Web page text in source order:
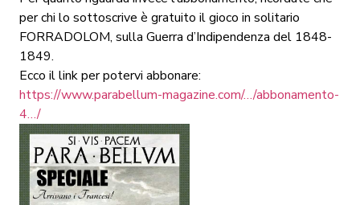
per chi lo sottoscrive è gratuito il gioco in solitario
FORRADOLOM, sulla Guerra d’Indipendenza del 1848-
1849.
Ecco il link per potervi abbonare:
https://www.parabellum-magazine.com/…/abbonamento-
4…/